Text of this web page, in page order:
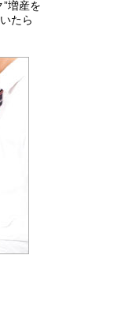
増産を
たら